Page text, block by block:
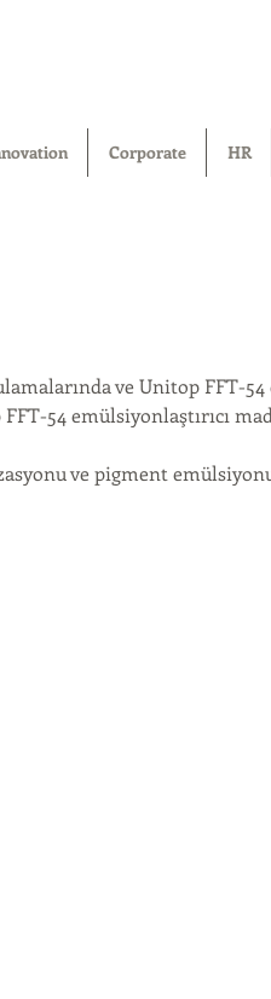
Corporate HR
ve Unitop FFT-54
54 emülsiyonlaştırıcı
ve pigment